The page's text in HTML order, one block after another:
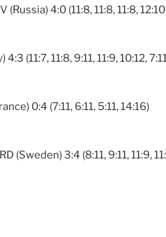
4:0 (11:8, 11:8, 11:8,
(11:7, 11:8, 9:11, 11:9, 10:12,
0:4 (7:11, 6:11, 5:11, 14:16)
3:4 (8:11, 9:11, 11:9,